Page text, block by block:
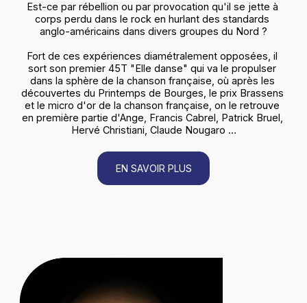
Est-ce par rébellion ou par provocation qu'il se jette à
corps perdu dans le rock en hurlant des standards
anglo-américains dans divers groupes du Nord ?
Fort de ces expériences diamétralement opposées, il
sort son premier 45T "Elle danse" qui va le propulser
dans la sphère de la chanson française, où après les
découvertes du Printemps de Bourges, le prix Brassens
et le micro d'or de la chanson française, on le retrouve
en première partie d'Ange, Francis Cabrel, Patrick Bruel,
Hervé Christiani, Claude Nougaro …
EN SAVOIR PLUS